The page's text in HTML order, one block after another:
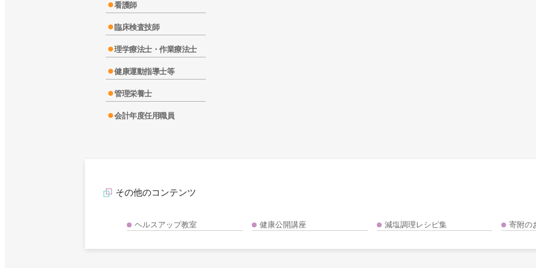
看護師
臨床検査技師
理学療法士・作業療法士
健康運動指導士等
管理栄養士
会計年度任用職員
その他のコンテンツ
ヘルスアップ教室 健康公開講座 減塩調理レシピ集 寄附の